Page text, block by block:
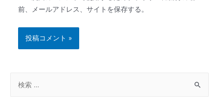
前、メールアドレス、サイトを保存する。